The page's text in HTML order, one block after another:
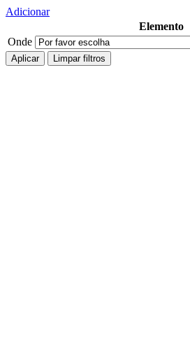
Adicionar
Onde
Elemento